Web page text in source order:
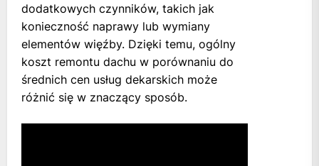
dodatkowych czynników, takich jak
konieczność naprawy lub wymiany
elementów więźby. Dzięki temu, ogólny
koszt remontu dachu w porównaniu do
średnich cen usług dekarskich może
różnić się w znaczący sposób.